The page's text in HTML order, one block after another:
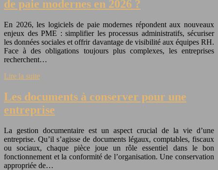
de paie modernes en 2026 ?
En 2026, les logiciels de paie modernes répondent aux nouveaux
enjeux des PME : simplifier les processus administratifs, sécuriser
les données sociales et offrir davantage de visibilité aux équipes RH.
Face à des obligations toujours plus complexes, les entreprises
recherchent…
Lire la suite
Les documents à conserver pour une
entreprise
La gestion documentaire est un aspect crucial de la vie d’une
entreprise. Qu’il s’agisse de documents légaux, comptables, fiscaux
ou sociaux, chaque pièce joue un rôle essentiel dans le bon
fonctionnement et la conformité de l’organisation. Une conservation
appropriée de…